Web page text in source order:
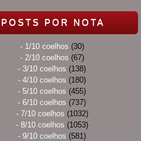
POSTS POR NOTA
- 1/10 coelhos (30)
- 2/10 coelhos (67)
- 3/10 coelhos (138)
- 4/10 coelhos (180)
- 5/10 coelhos (455)
- 6/10 coelhos (737)
- 7/10 coelhos (1032)
- 8/10 coelhos (1053)
- 9/10 coelhos (581)